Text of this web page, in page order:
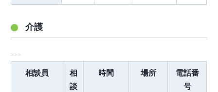
介護
相談員
相
談
時間 場所
電話番
号